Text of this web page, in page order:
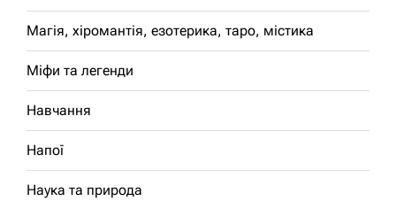
Магія, хіромантія, езотерика, таро, містика
Міфи та легенди
Навчання
Напої
Наука та природа